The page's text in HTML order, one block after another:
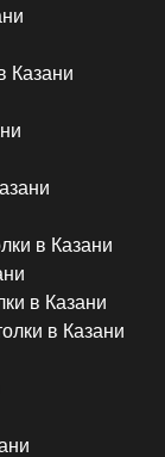
Казани
в Казани
в Казани
в Казани